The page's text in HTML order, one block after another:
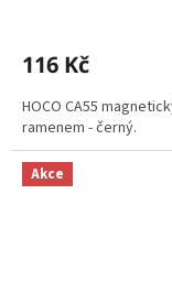
116 Kč
HOCO CA55
ramenem - černý.
Akce